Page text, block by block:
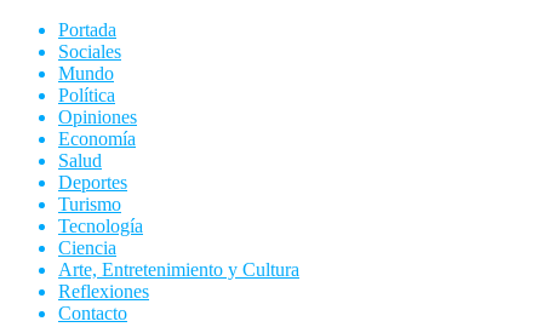
Portada
Sociales
Mundo
Política
Opiniones
Economía
Salud
Deportes
Turismo
Tecnología
Ciencia
Arte, Entretenimiento y Cultura
Reflexiones
Contacto